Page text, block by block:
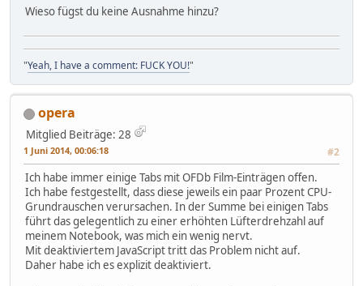
Wieso fügst du keine Ausnahme hinzu?
"Yeah, I have a comment: FUCK YOU!"
opera
Mitglied Beiträge: 28
1 Juni 2014, 00:06:18 #2
Ich habe immer einige Tabs mit OFDb Film-Einträgen offen.
Ich habe festgestellt, dass diese jeweils ein paar Prozent CPU-
Grundrauschen verursachen. In der Summe bei einigen Tabs
führt das gelegentlich zu einer erhöhten Lüfterdrehzahl auf
meinem Notebook, was mich ein wenig nervt.
Mit deaktiviertem JavaScript tritt das Problem nicht auf.
Daher habe ich es explizit deaktiviert.